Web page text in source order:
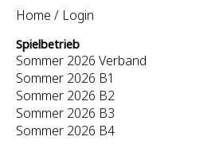
Home / Login
Spielbetrieb
Sommer 2026 Verband
Sommer 2026 B1
Sommer 2026 B2
Sommer 2026 B3
Sommer 2026 B4